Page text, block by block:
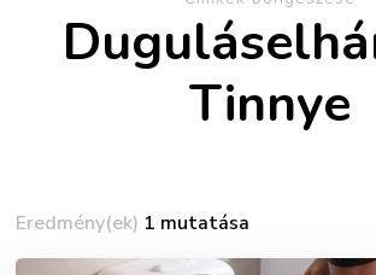
Tinnye
Eredmény(ek) 1 mutatása